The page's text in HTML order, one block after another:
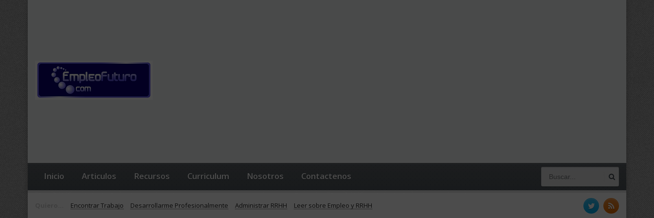
Inicio Articulos Recursos Curriculum Nosotros Contactenos
Encontrar Trabajo Desarrollarme Profesionalmente Administrar RRHH Leer sobre Empleo y RRHH